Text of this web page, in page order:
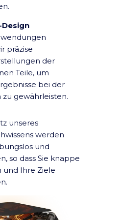
präzise
der
Teile, um
bei der
gewährleisten.
unseres
werden
und
so dass Sie knappe
und Ihre Ziele